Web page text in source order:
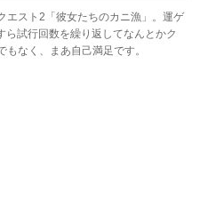
エスト2「彼女たちのカニ漁」。運ゲ
試行回数を繰り返してなんとかク
なく、まあ自己満足です。